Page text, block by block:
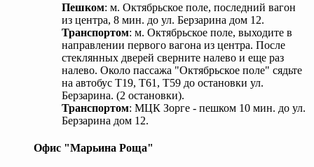
Пешком: м. Октябрьское поле, последний вагон
из центра, 8 мин. до ул. Берзарина дом 12.
Транспортом: м. Октябрьское поле, выходите в
направлении первого вагона из центра. После
стеклянных дверей сверните налево и еще раз
налево. Около пассажа "Октябрьское поле" сядьте
на автобус Т19, Т61, Т59 до остановки ул.
Берзарина. (2 остановки).
Транспортом: МЦК Зорге - пешком 10 мин. до ул.
Берзарина дом 12.
Офис "Марьина Роща"